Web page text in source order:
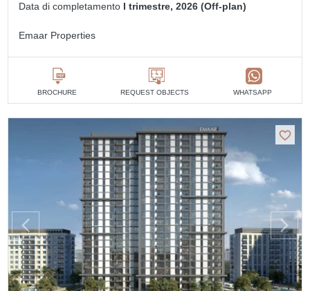
Data di completamento I trimestre, 2026 (Off-plan)
Emaar Properties
BROCHURE REQUEST OBJECTS WHATSAPP